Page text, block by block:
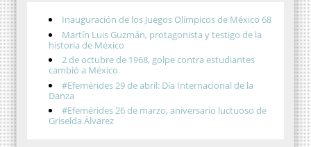
Inauguración de los Juegos Olímpicos de México 68
Martín Luis Guzmán, protagonista y testigo de la
historia de México
2 de octubre de 1968, golpe contra estudiantes
cambió a México
#Efemérides 29 de abril: Día Internacional de la
Danza
#Efemérides 26 de marzo, aniversario luctuoso de
Griselda Álvarez